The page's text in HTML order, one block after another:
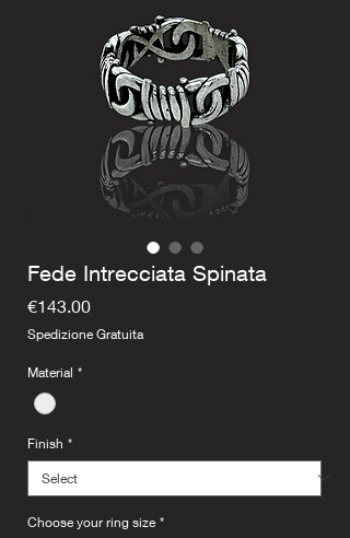
Fede Intrecciata Spinata
€143.00Price
Spedizione Gratuita
Material *
Finish *
Choose your ring size *